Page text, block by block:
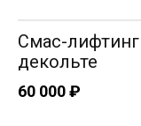
Смас-
декольте
60 000 ₽